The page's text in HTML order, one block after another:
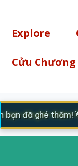
Explore
Cửu Chương
đã ghé thăm!